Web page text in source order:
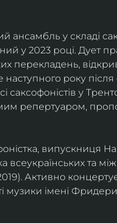
ансамбль у складі
у 2023 році. Дует
перекладень,
року
саксофоністів у
репертуаром,
випускниця
всеукраїнських та
Активно
музики імені